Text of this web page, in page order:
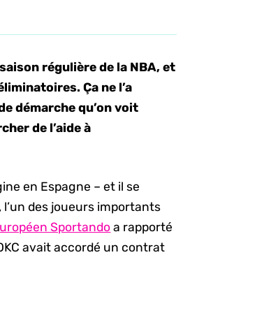
régulière de la NBA, et
Ça ne l’a
démarche qu’on voit
de l’aide à
en Espagne – et il se
l’un des joueurs importants
Sportando a rapporté
avait accordé un contrat